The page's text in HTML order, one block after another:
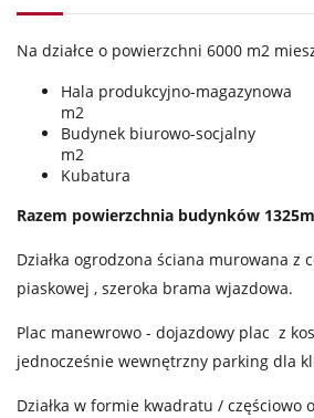
Na działce o powierzchni 6000 m2
Hala produkcyjno-
m2
Budynek biurowo-
m2
Kubatura
Razem powierzchnia budynków
Działka ogrodzona ściana murowana z
piaskowej , szeroka brama wjazdowa.
Plac manewrowo - dojazdowy plac z
jednocześnie wewnętrzny parking dla
Działka w formie kwadratu / częściowo